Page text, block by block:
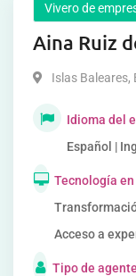
Vivero de
Aina Ruiz
Islas Baleares,
Idioma del
Español |
Tecnología
Acceso a
Tipo de agente